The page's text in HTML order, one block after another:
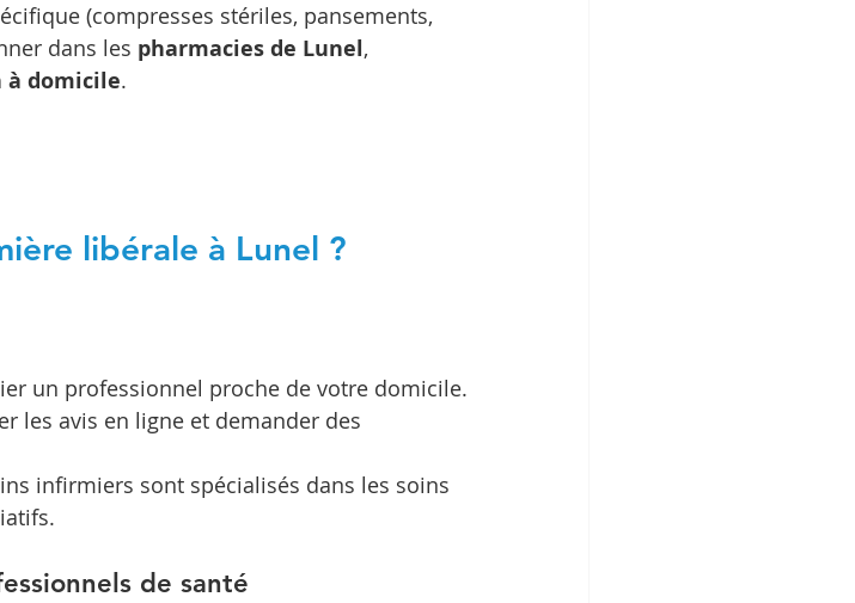
(compresses stériles, pansements,
dans les pharmacies de Lunel,
à domicile.
libérale à Lunel ?
un professionnel proche de votre domicile.
les avis en ligne et demander des
infirmiers sont spécialisés dans les soins
de santé